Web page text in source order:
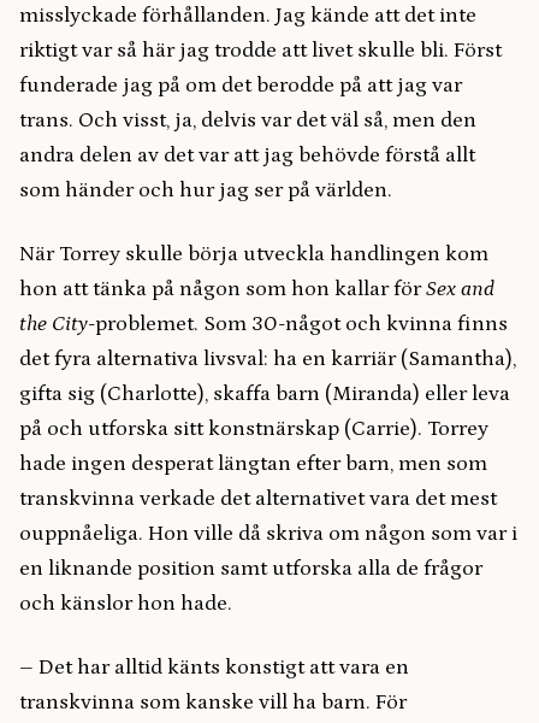
misslyckade förhållanden. Jag kände att det inte
riktigt var så här jag trodde att livet skulle bli. Först
funderade jag på om det berodde på att jag var
trans. Och visst, ja, delvis var det väl så, men den
andra delen av det var att jag behövde förstå allt
som händer och hur jag ser på världen.
När Torrey skulle börja utveckla handlingen kom
hon att tänka på någon som hon kallar förSex and
the City-problemet. Som 30-något och kvinna finns
det fyra alternativa livsval: ha en karriär (Samantha),
gifta sig (Charlotte), skaffa barn (Miranda) eller leva
på och utforska sitt konstnärskap (Carrie). Torrey
hade ingen desperat längtan efter barn, men som
transkvinna verkade det alternativet vara det mest
ouppnåeliga. Hon ville då skriva om någon som var i
en liknande position samt utforska alla de frågor
och känslor hon hade.
– Det har alltid känts konstigt att vara en
transkvinna som kanske vill ha barn. För